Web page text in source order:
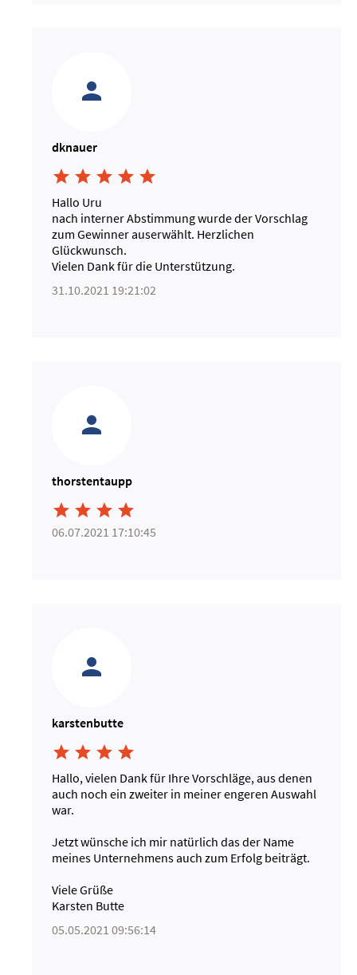
dknauer
    
Hallo Uru
nach interner Abstimmung wurde der Vorschlag
zum Gewinner auserwählt. Herzlichen
Glückwunsch.
Vielen Dank für die Unterstützung.
31.10.2021 19:21:02
thorstentaupp
   
06.07.2021 17:10:45
karstenbutte
   
Hallo, vielen Dank für Ihre Vorschläge, aus denen
auch noch ein zweiter in meiner engeren Auswahl
war.
Jetzt wünsche ich mir natürlich das der Name
meines Unternehmens auch zum Erfolg beiträgt.
Viele Grüße
Karsten Butte
05.05.2021 09:56:14